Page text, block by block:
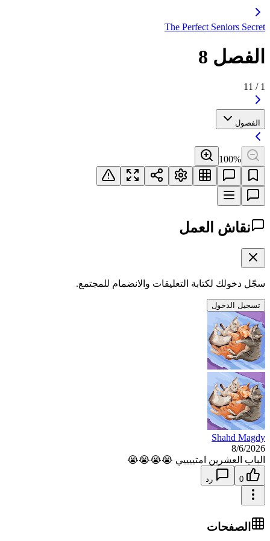
The Perfect Seniors Secret
الفصل 8
1
/
11
الفصول
100%
نقاش العمل
سجّل دخولك لكتابة التعليقات والانضمام للمجتمع.
تسجيل الدخول
Shahd Magdy
8/6/2026
الباب العشرين امتييييي 😭😭😭😭
0 رد
الصفحات